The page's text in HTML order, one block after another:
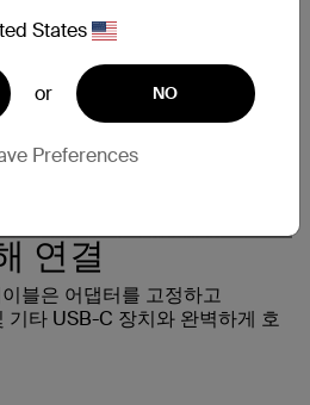
States
or NO
Preferences
연결
블은 어댑터를 고정하고
타 USB-C 장치와 완벽하게 호